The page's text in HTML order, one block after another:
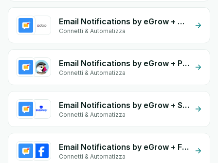
Email Notifications by eGrow + Odoo Stock
Connetti & Automatizza
Email Notifications by eGrow + PrestaShop
Connetti & Automatizza
Email Notifications by eGrow + Storeep
Connetti & Automatizza
Email Notifications by eGrow + Facebook Comments
Connetti & Automatizza